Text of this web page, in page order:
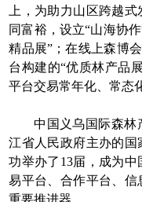
上，为助力山区跨越
同富裕，设立“山海协
精品展”；在线上森博
台构建的“优质林产品
平台交易常年化、常态
中国义乌国际森林
江省人民政府主办的国
功举办了13届，成为
易平台、合作平台、